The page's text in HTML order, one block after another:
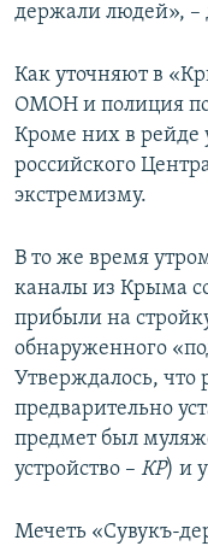
держали людей», –
Как уточняют в
ОМОН и полиция
Кроме них в рейде
российского
экстремизму.
В то же время
каналы из Крыма
прибыли на
обнаруженного
Утверждалось, что
предварительно
предмет был
устройство – КР) и
Мечеть «Сувукъ-